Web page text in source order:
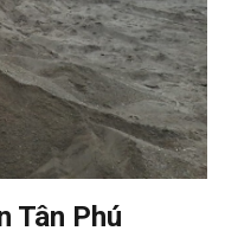
Tân Phú